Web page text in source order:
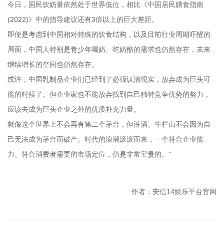
今日，国民饮奶量依然处于世界低位，相比《中国居民膳食指南
(2022)》中的指导建议还有3倍以上的巨大差距。
即便是考虑到中国相对特殊的饮食结构，以及目前行业周期吓醒的
局面，中国人特别是青少年喝奶、吃奶酪的需求也仍然存在，未来
继续增长的空间也仍然存在。
或许，中国乳制品企业们已经到了必须认清现实，放弃成为巨头可
能的时候了。但企业家也不能放弃找到自己独特竞争优势的努力，
应该去成为巨头企业之外的优质补充力量。
就像这个世界上不会再有第二个茅台，但汾酒、牛栏山不会因为自
己无法成为茅台而破产。时代的浪潮滚滚而来，一个符合企业能
力、符合消费者需要的市场定位，仍是非常宝贵的。"
作者：安信14娱乐平台官网